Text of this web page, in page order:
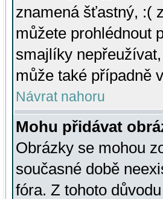
znamená šťastný, :(
můžete prohlédnout
smajlíky
může také případně
Návrat nahoru
Mohu přidávat
Obrázky se mohou
současné době
fóra. Z tohoto